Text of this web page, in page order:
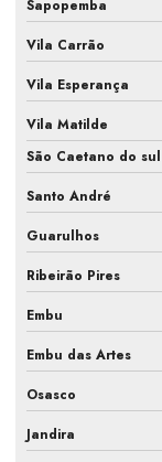
Manutenção
Manutenção
Manutenção
Manutenção
Manutenção
Manutenção
Manutenção
Manutenção
Sapopemba
Vila Carrão
Vila Esperança
Vila Matilde
São Caetano do sul
Santo André
Guarulhos
Ribeirão Pires
Embu
Embu das Artes
Osasco
Jandira